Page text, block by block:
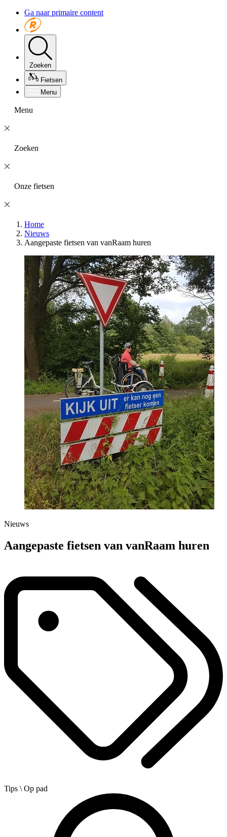
Ga naar primaire content
Zoeken
Fietsen
Menu
Menu
Zoeken
Onze fietsen
Home
Nieuws
Aangepaste fietsen van vanRaam huren
Nieuws
Aangepaste fietsen van vanRaam huren
Tips \ Op pad